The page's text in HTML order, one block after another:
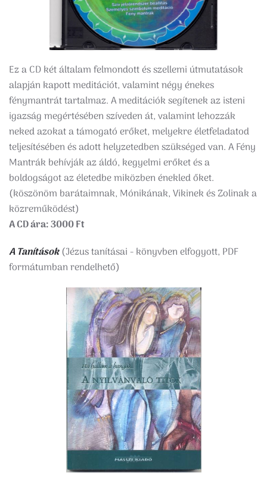
Ez a CD két általam felmondott és szellemi útmutatások
alapján kapott meditációt, valamint négy énekes
fénymantrát tartalmaz. A meditációk segítenek az isteni
igazság megértésében szíveden át, valamint lehozzák
neked azokat a támogató erőket, melyekre életfeladatod
teljesítésében és adott helyzetedben szükséged van. A Fény
Mantrák behívják az áldó, kegyelmi erőket és a
boldogságot az életedbe miközben énekled őket.
(köszönöm barátaimnak, Mónikának, Vikinek és Zolinak a
közreműködést)
A CD ára: 3000 Ft
A Tanítások(Jézus tanításai - könyvben elfogyott, PDF
formátumban rendelhető)